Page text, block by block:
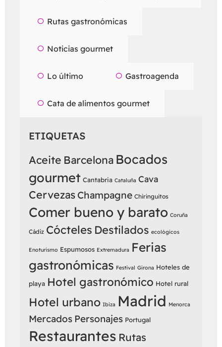
Rutas gastronómicas
Noticias gourmet
Lo último Gastroagenda
Cata de alimentos gourmet
ETIQUETAS
Aceite Barcelona Bocados
gourmet Cantabria Cataluña Cava
Cervezas Champagne Chiringuitos
Comer bueno y barato Coruña
Cádiz Cócteles Destilados ecológicos
Enoturismo Espumosos Extremadura Ferias
gastronómicas Festival Girona Hoteles de
playa Hotel gastronómico Hotel rural
Hotel urbano Ibiza Madrid Menorca
Mercados Personajes Portugal
Restaurantes Rutas